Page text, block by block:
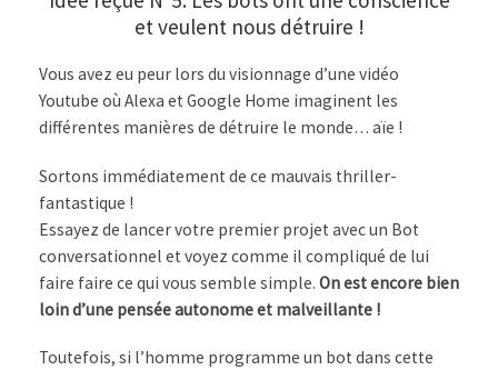
et veulent nous détruire !
Vous avez eu peur lors du visionnage d’une vidéo
Youtube où Alexa et Google Home imaginent les
différentes manières de détruire le monde… aïe !
Sortons immédiatement de ce mauvais thriller-
fantastique !
Essayez de lancer votre premier projet avec un Bot
conversationnel et voyez comme il compliqué de lui
faire faire ce qui vous semble simple. On est encore bien
loin d’une pensée autonome et malveillante !
Toutefois, si l’homme programme un bot dans cette